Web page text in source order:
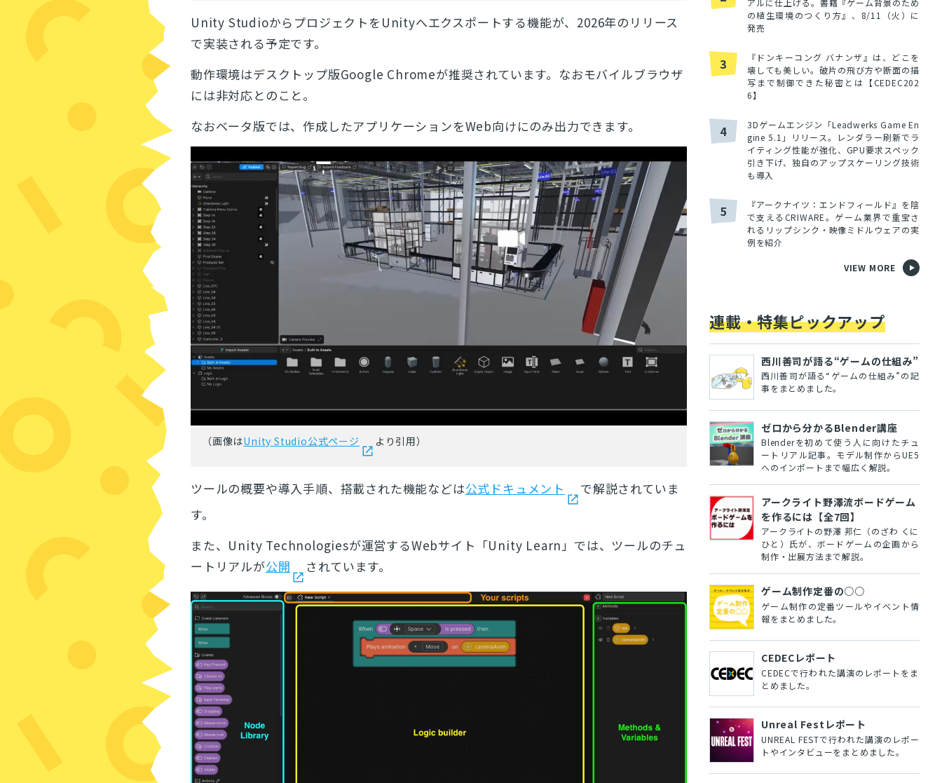
Unity StudioからプロジェクトをUnityへエクスポートする機能が、2026年のリリース
で実装される予定です。
動作環境はデスクトップ版Google Chromeが推奨されています。なおモバイルブラウザ
には非対応とのこと。
なおベータ版では、作成したアプリケーションをWeb向けにのみ出力できます。
（画像はUnity Studio公式ページ より引用）
ツールの概要や導入手順、搭載された機能などは公式ドキュメント
で解説されていま
す。
また、Unity Technologiesが運営するWebサイト「Unity Learn」では、ツールのチュ
ートリアルが公開 されています。
アルに仕上げる。書籍『ゲーム背景のため
の植生環境のつくり方』、8/11（火）に
発売
3
『ドンキーコング バナンザ』は、どこを
壊しても美しい。破片の飛び方や断面の描
写まで制御できた秘密とは【CEDEC202
6】
4
3Dゲームエンジン「Leadwerks Game En
gine 5.1」リリース。レンダラー刷新でラ
イティング性能が強化、GPU要求スペック
引き下げ、独自のアップスケーリング技術
も導入
5
『アークナイツ：エンドフィールド』を陰
で支えるCRIWARE。ゲーム業界で重宝さ
れるリップシンク・映像ミドルウェアの実
例を紹介
VIEW MORE
連載・特集ピックアップ
西川善司が語る“ゲームの仕組み”
西川善司が語る“ゲームの仕組み”の記
事をまとめました。
ゼロから分かるBlender講座
Blenderを初めて使う人に向けたチュ
ートリアル記事。モデル制作からUE5
へのインポートまで幅広く解説。
アークライト野澤流ボードゲーム
を作るには【全7回】
アークライトの野澤 邦仁（のざわ くに
ひと）氏が、ボードゲームの企画から
制作・出展方法まで解説。
ゲーム制作定番の○○
ゲーム制作の定番ツールやイベント情
報をまとめました。
CEDECレポート
CEDECで行われた講演のレポートをま
とめました。
Unreal Festレポート
UNREAL FESTで行われた講演のレポー
トやインタビューをまとめました。
とじる
検索